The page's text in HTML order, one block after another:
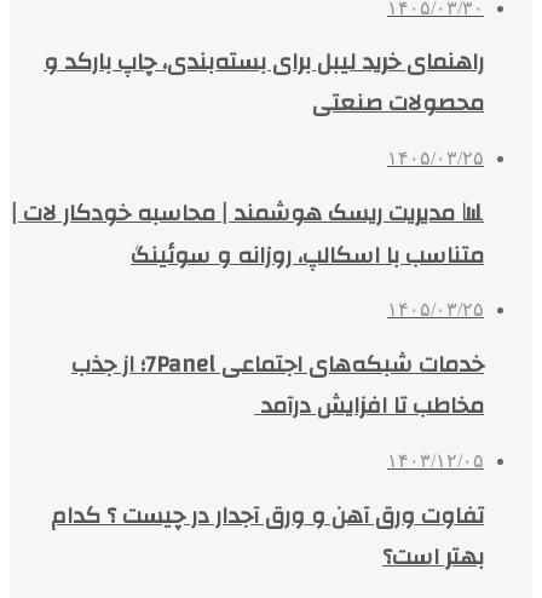
۱۴۰۵/۰۳/۳۰
راهنمای خرید لیبل برای بسته‌بندی، چاپ بارکد و
محصولات صنعتی
۱۴۰۵/۰۳/۲۵
📊 مدیریت ریسک هوشمند | محاسبه خودکار لات |
متناسب با اسکالپ، روزانه و سوئینگ
۱۴۰۵/۰۳/۲۵
خدمات شبکه‌های اجتماعی 7Panel؛ از جذب
مخاطب تا افزایش درآمد
۱۴۰۳/۱۲/۰۵
تفاوت ورق آهن و ورق آجدار در چیست ؟ کدام
بهتر است؟